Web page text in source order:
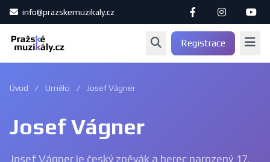
info@prazskemuzikaly.cz
Registrace
Úvod / Umělci / Josef Vágner
Josef Vágner
Josef Vágner je český zpěvák a herec narozený 17.